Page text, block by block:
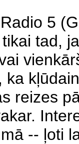
5
tad,
ka
reizes
-- ļoti